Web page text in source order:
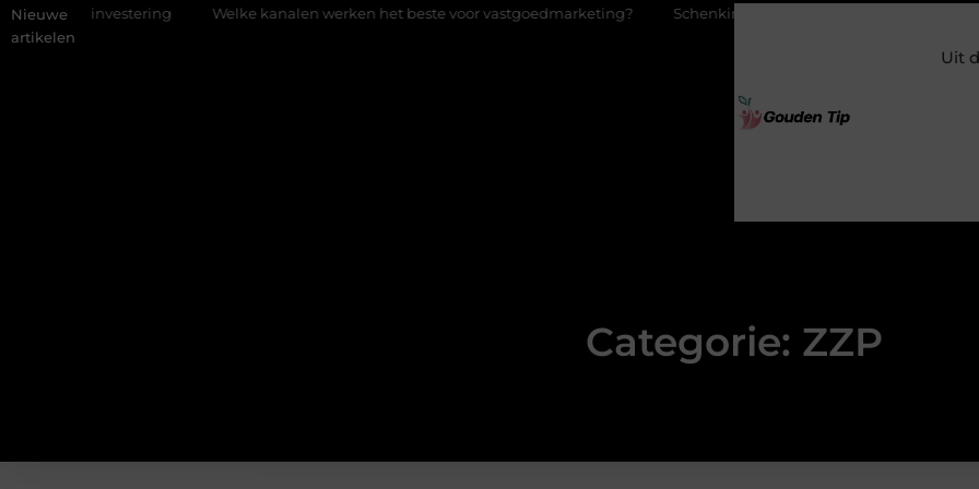
Nieuwe
artikelen
investering Welke kanalen werken het beste voor vastgoedmarketing? Schenking aan een goed doel: waarom geven
Uit
Categorie: ZZP